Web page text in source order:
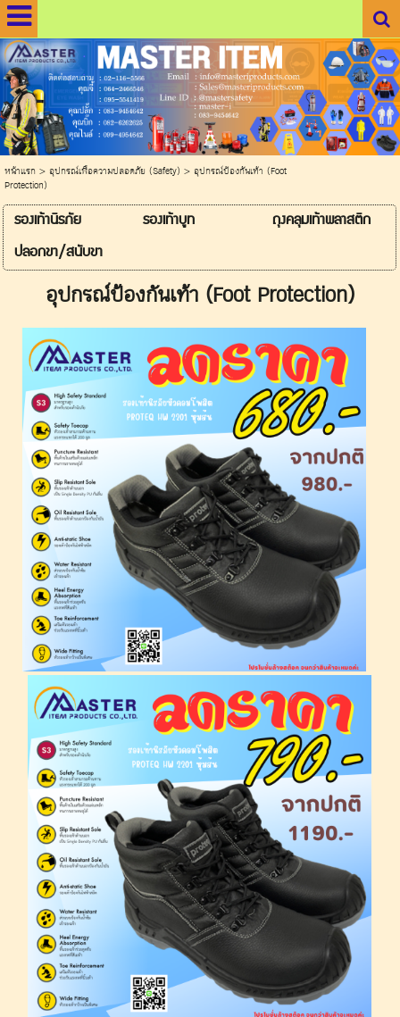
.
.
หน้าแรก> อุปกรณ์เพื่อความปลอดภัย (Safety) > อุปกรณ์ป้องกันเท้า (Foot
Protection)
รองเท้านิรภัย รองเท้าบูท
ถุงคลุมเท้าพลาสติก
ปลอกขา/สนับขา
อุปกรณ์ป้องกันเท้า (Foot Protection)